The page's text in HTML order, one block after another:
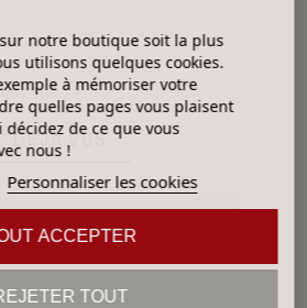
DÉJÀ VUS
notre boutique soit la plus
utilisons quelques cookies.
à mémoriser votre
quelles pages vous plaisent
décidez de ce que vous
nous !
Personnaliser les cookies
TOUT
ACCEPTER